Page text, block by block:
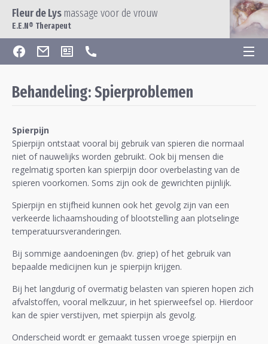
Fleur de Lys massage voor de vrouw
E.E.N® Therapeut
Behandeling: Spierproblemen
Spierpijn
Spierpijn ontstaat vooral bij gebruik van spieren die normaal
niet of nauwelijks worden gebruikt. Ook bij mensen die
regelmatig sporten kan spierpijn door overbelasting van de
spieren voorkomen. Soms zijn ook de gewrichten pijnlijk.
Spierpijn en stijfheid kunnen ook het gevolg zijn van een
verkeerde lichaamshouding of blootstelling aan plotselinge
temperatuursveranderingen.
Bij sommige aandoeningen (bv. griep) of het gebruik van
bepaalde medicijnen kun je spierpijn krijgen.
Bij het langdurig of overmatig belasten van spieren hopen zich
afvalstoffen, vooral melkzuur, in het spierweefsel op. Hierdoor
kan de spier verstijven, met spierpijn als gevolg.
Onderscheid wordt er gemaakt tussen vroege spierpijn en